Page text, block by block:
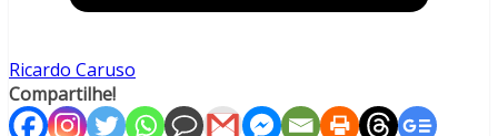
Ricardo Caruso
Compartilhe!